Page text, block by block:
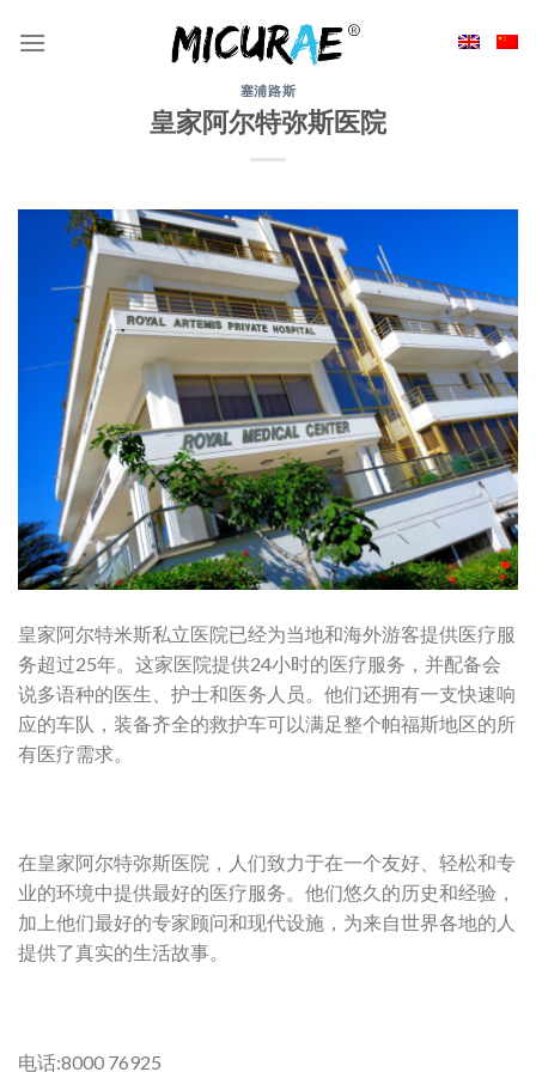
塞浦路斯
皇家阿尔特弥斯医院
皇家阿尔特米斯私立医院已经为当地和海外游客提供医疗服
务超过25年。这家医院提供24小时的医疗服务，并配备会
说多语种的医生、护士和医务人员。他们还拥有一支快速响
应的车队，装备齐全的救护车可以满足整个帕福斯地区的所
有医疗需求。
在皇家阿尔特弥斯医院，人们致力于在一个友好、轻松和专
业的环境中提供最好的医疗服务。他们悠久的历史和经验，
加上他们最好的专家顾问和现代设施，为来自世界各地的人
提供了真实的生活故事。
电话:8000 76925